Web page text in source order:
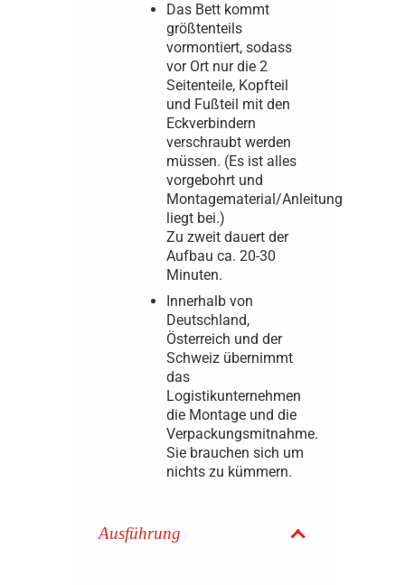
Das Bett kommt
größtenteils
vormontiert, sodass
vor Ort nur die 2
Seitenteile, Kopfteil
und Fußteil mit den
Eckverbindern
verschraubt werden
müssen. (Es ist alles
vorgebohrt und
Montagematerial/Anleitung
liegt bei.)
Zu zweit dauert der
Aufbau ca. 20-30
Minuten.
Innerhalb von
Deutschland,
Österreich und der
Schweiz übernimmt
das
Logistikunternehmen
die Montage und die
Verpackungsmitnahme.
Sie brauchen sich um
nichts zu kümmern.
Ausführung